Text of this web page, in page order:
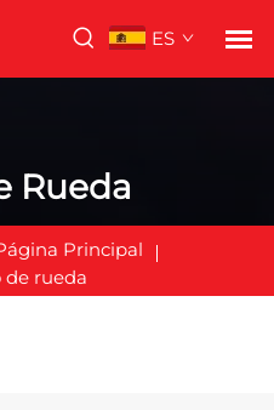
ES
Rueda
Principal
de rueda